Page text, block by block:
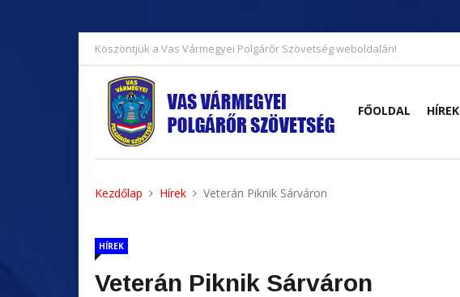
Köszöntjük a Vas Vármegyei Polgárőr Szövetség weboldalán!
FŐOLDAL HÍREK
Kezdőlap Hírek Veterán Piknik Sárváron
HÍREK
Veterán Piknik Sárváron